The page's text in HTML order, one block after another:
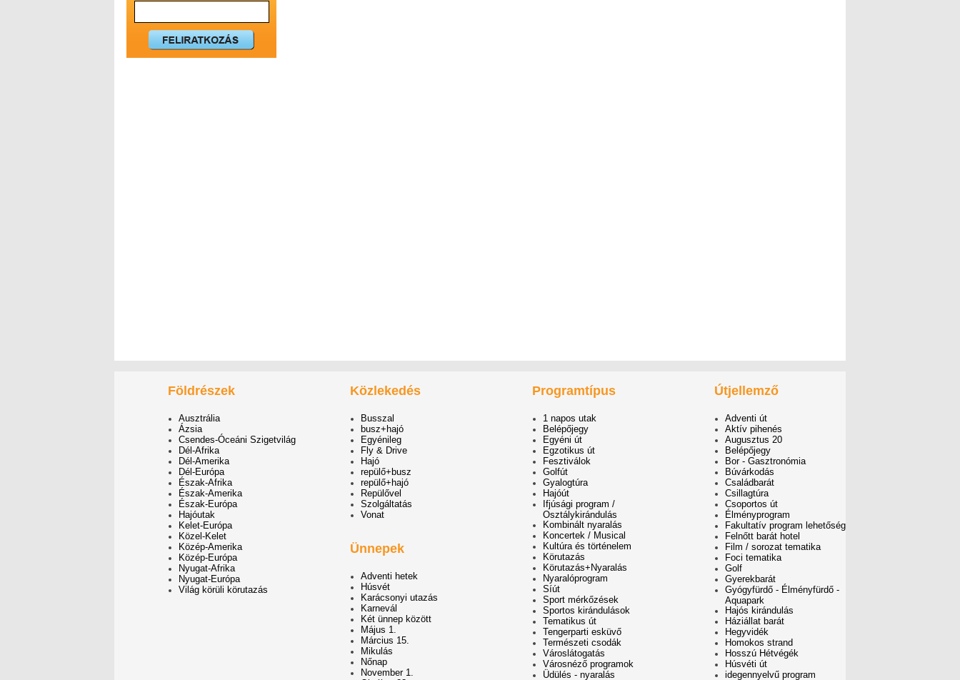
Földrészek
Ausztrália
Ázsia
Csendes-Óceáni Szigetvilág
Dél-Afrika
Dél-Amerika
Dél-Európa
Észak-Afrika
Észak-Amerika
Észak-Európa
Hajóutak
Kelet-Európa
Közel-Kelet
Közép-Amerika
Közép-Európa
Nyugat-Afrika
Nyugat-Európa
Világ körüli körutazás
Közlekedés
Busszal
busz+hajó
Egyénileg
Fly & Drive
Hajó
repülő+busz
repülő+hajó
Repülővel
Szolgáltatás
Vonat
Ünnepek
Adventi hetek
Húsvét
Karácsonyi utazás
Karnevál
Két ünnep között
Május 1.
Március 15.
Mikulás
Nőnap
November 1.
Programtípus
1 napos utak
Belépőjegy
Egyéni út
Egzotikus út
Fesztiválok
Golfút
Gyalogtúra
Hajóút
Ifjúsági program /
Osztálykirándulás
Kombinált nyaralás
Koncertek / Musical
Kultúra és történelem
Körutazás
Körutazás+Nyaralás
Nyaralóprogram
Síút
Sport mérkőzések
Sportos kirándulások
Tematikus út
Tengerparti esküvő
Természeti csodák
Városlátogatás
Városnéző programok
Üdülés - nyaralás
Útjellemző
Adventi út
Aktív pihenés
Augusztus 20
Belépőjegy
Bor - Gasztronómia
Búvárkodás
Családbarát
Csillagtúra
Csoportos út
Élményprogram
Fakultatív program lehetőség
Felnőtt barát hotel
Film / sorozat tematika
Foci tematika
Golf
Gyerekbarát
Gyógyfürdő - Élményfürdő -
Aquapark
Hajós kirándulás
Háziállat barát
Hegyvidék
Homokos strand
Hosszú Hétvégék
Húsvéti út
idegennyelvű program